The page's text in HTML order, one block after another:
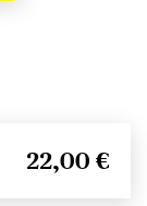
22,00 €